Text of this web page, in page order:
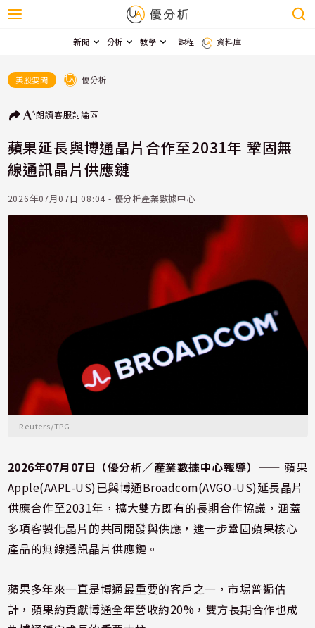
新聞 分析 教學 課程 資料庫
美股要聞 優分析
朗讀客服討論區
蘋果延長與博通晶片合作至2031年 鞏固無
線通訊晶片供應鏈
2026年07月07日 08:04 - 優分析產業數據中心
Reuters/TPG
2026年07月07日（優分析／產業數據中心報導） ⸺ 蘋果
Apple(AAPL-US)已與博通Broadcom(AVGO-US)延長晶片
供應合作至2031年，擴大雙方既有的長期合作協議，涵蓋
多項客製化晶片的共同開發與供應，進一步鞏固蘋果核心
產品的無線通訊晶片供應鏈。
蘋果多年來一直是博通最重要的客戶之一，市場普遍估
計，蘋果約貢獻博通全年營收約20%，雙方長期合作也成